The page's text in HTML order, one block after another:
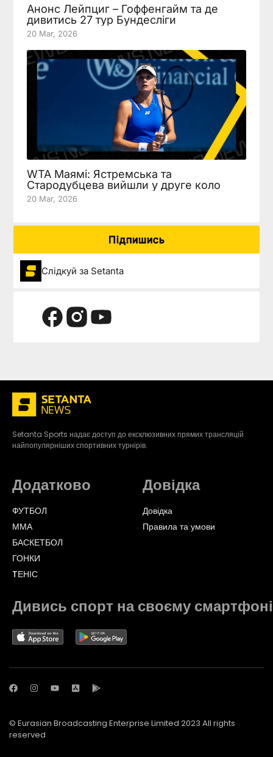
Анонс Лейпциг – Гоффенгайм та де
дивитись 27 тур Бундесліги
20 Mar, 2026
WTA Маямі: Ястремська та
Стародубцева вийшли у друге коло
20 Mar, 2026
Підпишись
Слідкуй за Setanta
Setanta Sports надає доступ до ексклюзивних прямих трансляцій
найпопулярніших спортивних турнірів.
Додатково
ФУТБОЛ
ММА
БАСКЕТБОЛ
ГОНКИ
TЕНІС
Довідка
Довідка
Правила та умови
Дивись спорт на своєму смартфоні
© Eurasian Broadcasting Enterprise Limited 2023 All rights
reserved